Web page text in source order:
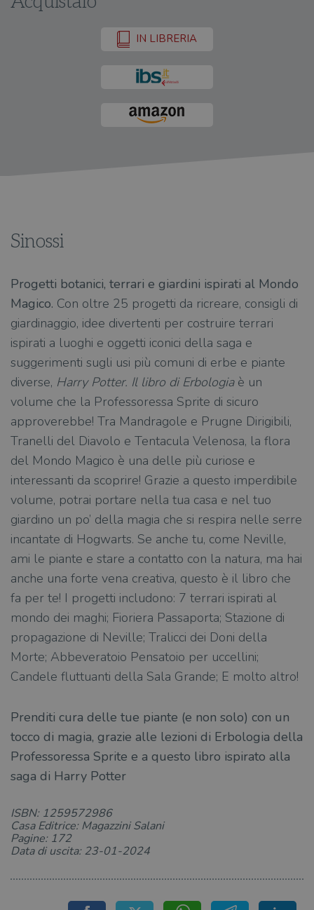
IN LIBRERIA
Sinossi
Progetti botanici, terrari e giardini ispirati al Mondo
Magico. Con oltre 25 progetti da ricreare, consigli di
giardinaggio, idee divertenti per costruire terrari
ispirati a luoghi e oggetti iconici della saga e
suggerimenti sugli usi più comuni di erbe e piante
diverse, Harry Potter. Il libro di Erbologiaè un
volume che la Professoressa Sprite di sicuro
approverebbe! Tra Mandragole e Prugne Dirigibili,
Tranelli del Diavolo e Tentacula Velenosa, la flora
del Mondo Magico è una delle più curiose e
interessanti da scoprire! Grazie a questo imperdibile
volume, potrai portare nella tua casa e nel tuo
giardino un po’ della magia che si respira nelle serre
incantate di Hogwarts. Se anche tu, come Neville,
ami le piante e stare a contatto con la natura, ma hai
anche una forte vena creativa, questo è il libro che
fa per te! I progetti includono: 7 terrari ispirati al
mondo dei maghi; Fioriera Passaporta; Stazione di
propagazione di Neville; Tralicci dei Doni della
Morte; Abbeveratoio Pensatoio per uccellini;
Candele fluttuanti della Sala Grande; E molto altro!
Prenditi cura delle tue piante (e non solo) con un
tocco di magia, grazie alle lezioni di Erbologia della
Professoressa Sprite e a questo libro ispirato alla
saga di Harry Potter
ISBN: 1259572986
Casa Editrice: Magazzini Salani
Pagine: 172
Data di uscita: 23-01-2024